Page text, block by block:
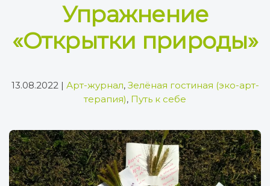
Упражнение
«Открытки природы»
13.08.2022| Арт-журнал, Зелёная гостиная (эко-арт-
терапия), Путь к себе